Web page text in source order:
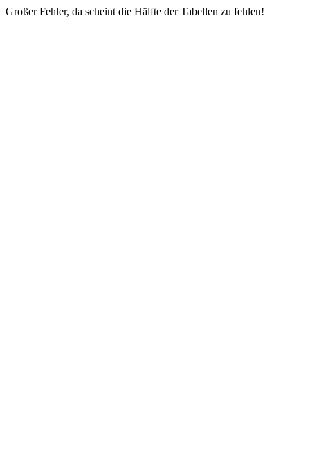
Großer Fehler, da scheint die Hälfte der Tabellen zu fehlen!